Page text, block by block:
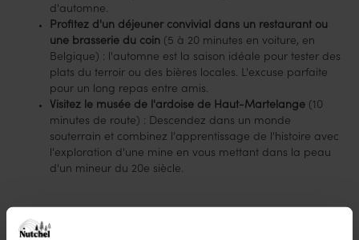
d'automne.
Profitez d'un déjeuner convivial dans un restaurant ou
une brasserie du coin (5 à 20 minutes en voiture, en
Belgique) : l'automne est la saison idéale pour tester des
plats du terroir ou des bières locales. L'excuse parfaite
pour un long repas entre amis.
Visitez le musée de l'ardoise de Haut-Martelange (10
minutes de route) : Descendez dans un monde
souterrain et combinez l'apprentissage de l'histoire avec
l'exploration d'une mine en vous mettant dans la peau
d'un mineur du 20e siècle.
Quelles sont les meilleures activités